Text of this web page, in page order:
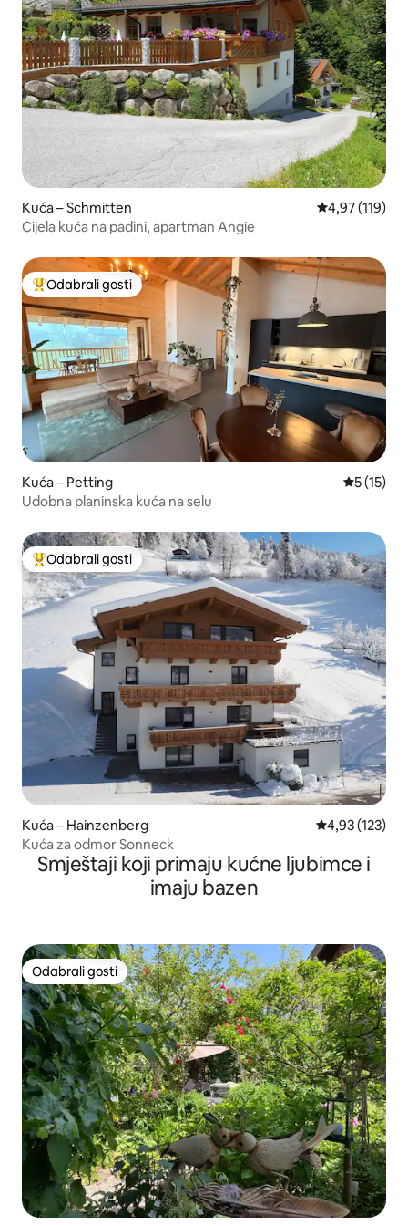
Kuća – Schmitten Prosječna
4,97 (119)
Cijela kuća na padini, apartman Angie
Među najviše rangiranima s oznakom „Odabrali gosti”
Odabrali gosti
Kuća – Petting Prosječna
5 (15)
Udobna planinska kuća na selu
Među najviše rangiranima s oznakom „Odabrali gosti”
Odabrali gosti
Kuća – Hainzenberg Prosječna
4,93 (123)
Kuća za odmor Sonneck
Smještaji koji primaju kućne ljubimce i
imaju bazen
Odabrali gosti
Odabrali gosti